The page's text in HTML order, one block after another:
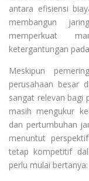
antara efisiensi
membangun
memperkuat
ketergantungan
Meskipun
perusahaan besar
sangat relevan bagi
masih mengukur
dan pertumbuhan
menuntut
tetap kompetitif
perlu mulai bertanya: